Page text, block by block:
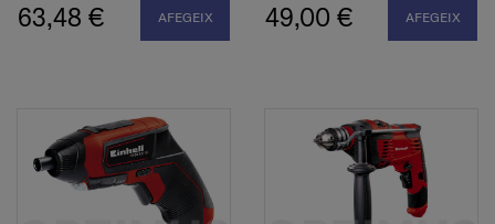
63,48 € AFEGEIX 49,00 € AFEGEIX